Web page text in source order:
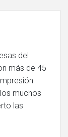
del
más de 45
muchos
las